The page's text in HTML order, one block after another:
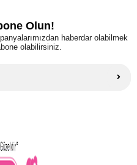
Olun!
haberdar olabilmek
olabilirsiniz.